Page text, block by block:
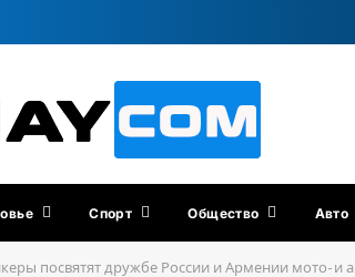
Спорт Общество Авто
посвятят дружбе России и Армении мото- и